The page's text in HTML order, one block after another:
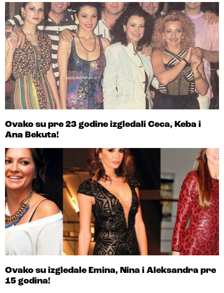
Ovako su pre 23 godine izgledali Ceca, Keba i
Ana Bekuta!
Ovako su izgledale Emina, Nina i Aleksandra pre
15 godina!